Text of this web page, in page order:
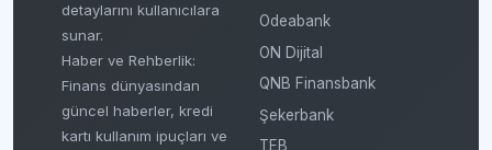
detaylarını kullanıcılara
sunar.
Haber ve Rehberlik:
Finans dünyasından
güncel haberler, kredi
kartı kullanım ipuçları ve
Odeabank
ON Dijital
QNB Finansbank
Şekerbank
TEB